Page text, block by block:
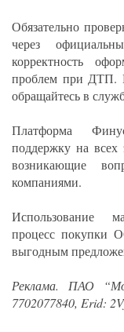
Обязательно
через
корректность
проблем при ДТП.
обращайтесь в
Платформа
поддержку на всех
возникающие
компаниями.
Использование
процесс покупки
выгодным
Реклама. ПАО
7702077840, Erid: